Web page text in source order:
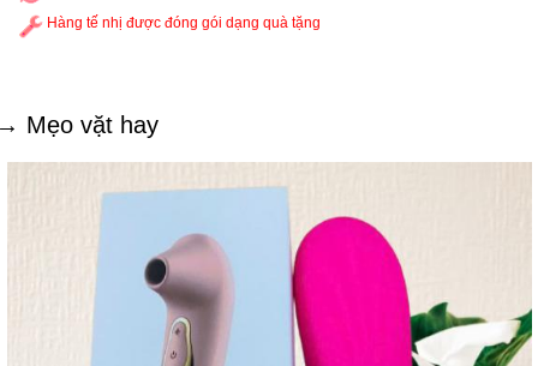
Hàng tế nhị được đóng gói dạng quà tặng
Mẹo vặt hay